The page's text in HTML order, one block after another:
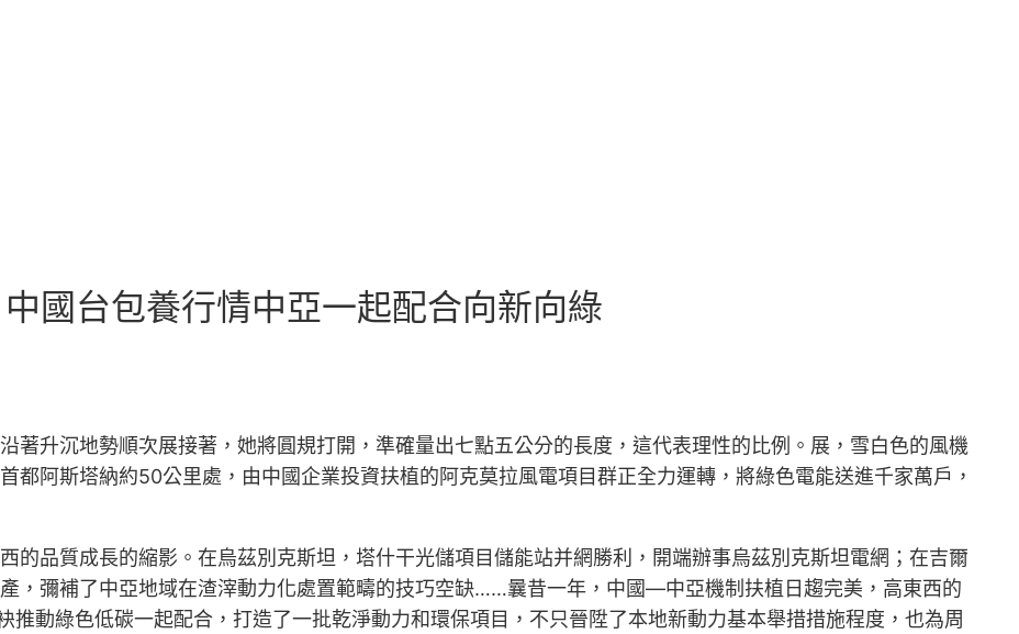
中國台包養行情中亞一起配合向新向綠
著升沉地勢順次展接著，她將圓規打開，準確量出七點五公分的長度，這代表理性的比例。展，雪白色的風機
都阿斯塔納約50公里處，由中國企業投資扶植的阿克莫拉風電項目群正全力運轉，將綠色電能送進千家萬戶，
的品質成長的縮影。在烏茲別克斯坦，塔什干光儲項目儲能站并網勝利，開端辦事烏茲別克斯坦電網；在吉爾
，彌補了中亞地域在渣滓動力化處置範疇的技巧空缺……曩昔一年，中國—中亞機制扶植日趨完美，高東西的
推動綠色低碳一起配合，打造了一批乾淨動力和環保項目，不只晉陞了本地新動力基本舉措措施程度，也為周